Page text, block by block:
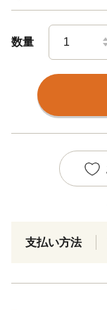
数量
支払い方法